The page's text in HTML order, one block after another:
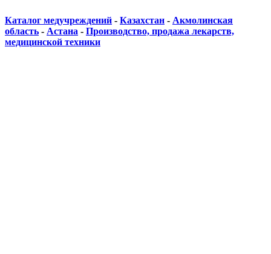
Каталог медучреждений - Казахстан - Акмолинская
область - Астана - Производство, продажа лекарств,
медицинской техники